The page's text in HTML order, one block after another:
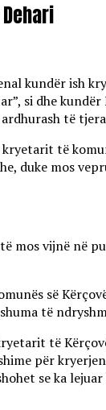
kundërish
dhe kundër
të
të
duke mos
mos vijnë në
së
të
të
për
se ka